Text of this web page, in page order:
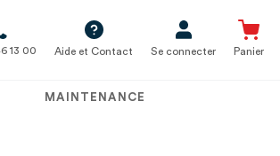
13 00 Aide et Contact Se connecter Panier
MAINTENANCE